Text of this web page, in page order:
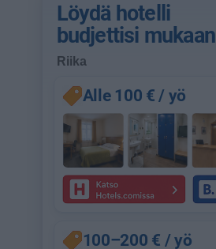
Löydä hotelli
budjettisi mukaan
Riika
Alle 100 € / yö
100–200 € / yö